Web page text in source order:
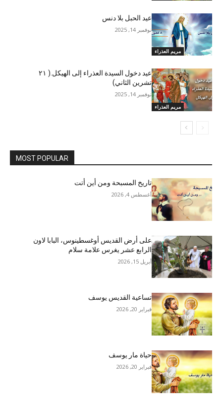
مريم العذراء
عيد الحبل بلا دنس
نوفمبر 14, 2025
مريم العذراء
عيد دخول السيدة العذراء إلى الهيكل.( ٢١
تشرين الثاني)
نوفمبر 14, 2025
MOST POPULAR
تاريخ المسبحة ومن أين أتت
أغسطس 4, 2026
على أرض القديس أوغسطينوس، البابا لاون
الرابع عشر يغرس علامة سلام
أبريل 15, 2026
تساعية القديس يوسف
فبراير 20, 2026
حياة مار يوسف
فبراير 20, 2026